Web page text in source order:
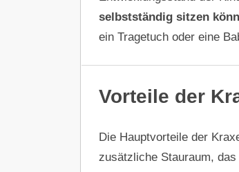
selbstständig sitzen
ein Tragetuch oder eine
Vorteile der
Die Hauptvorteile der
zusätzliche Stauraum,